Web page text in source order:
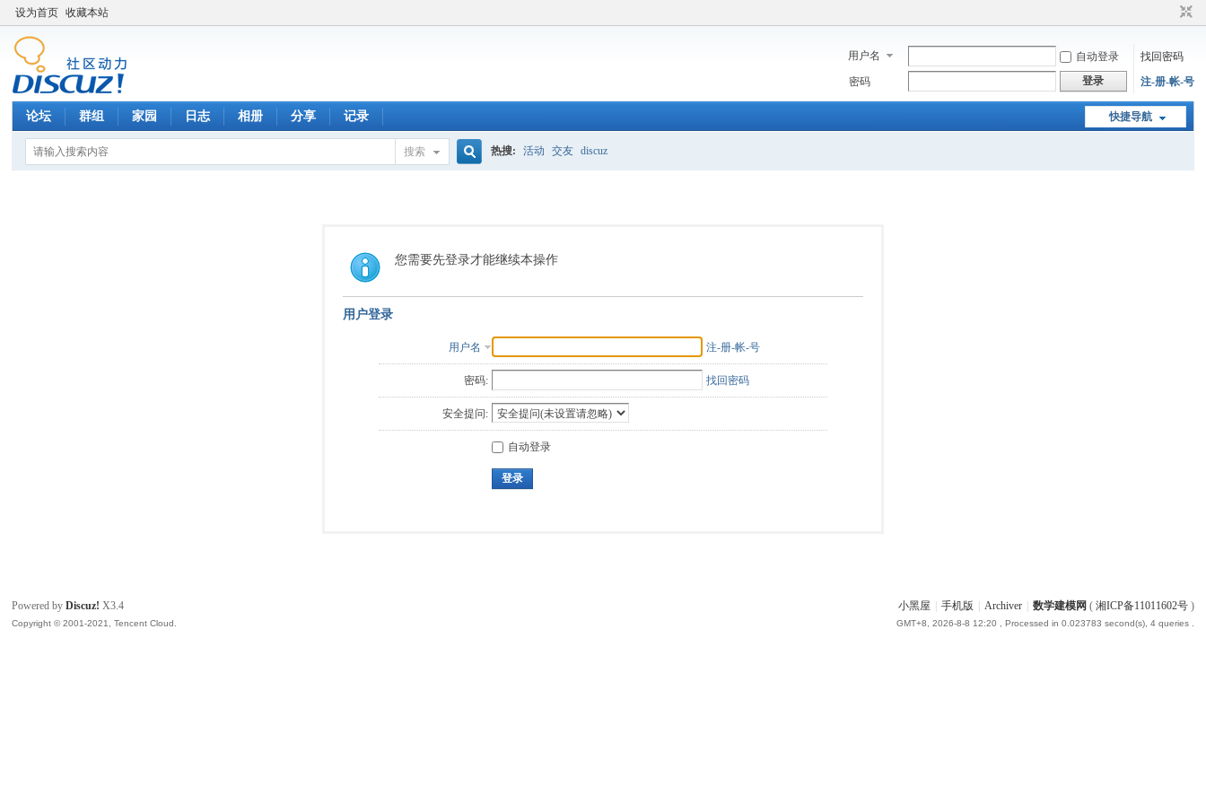
设为首页 收藏本站
用户名 自动登录
找回密码
密码
登录 注-册-帐-号
快捷导航
论坛 群组 家园 日志 相册 分享 记录
搜索
索
热搜: 活动 交友 discuz
您需要先登录才能继续本操作
用户登录
用户名 注-册-帐-号
密码: 找回密码
安全提问:
自动登录
登录
小黑屋 手机版 Archiver 数学建模网 ( 湘ICP备11011602号)
GMT+8, 2026-8-8 12:20 , Processed in 0.023783 second(s), 4 queries .
Powered byDiscuz! X3.4
Copyright © 2001-2021, Tencent Cloud.